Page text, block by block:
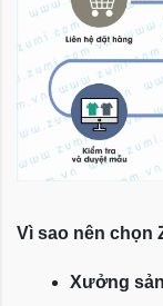
Vì sao nên chọn
Xưởng